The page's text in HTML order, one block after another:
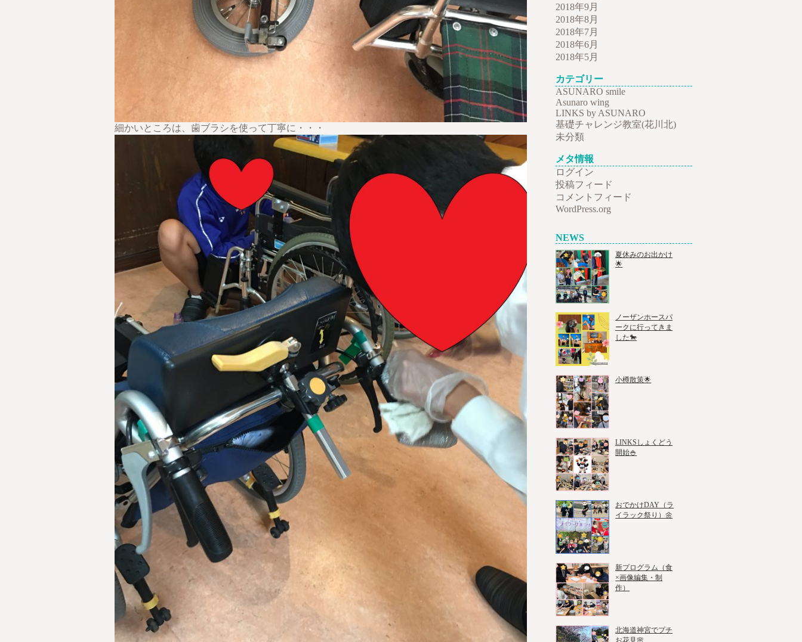
細かいところは、歯ブラシを使って丁寧に・・・
2018年9月
2018年8月
2018年7月
2018年6月
2018年5月
カテゴリー
ASUNARO smile
Asunaro wing
LINKS by ASUNARO
基礎チャレンジ教室(花川北)
未分類
メタ情報
ログイン
投稿フィード
コメントフィード
WordPress.org
NEWS
夏休みのお出かけ
🌟
ノーザンホースパ
ークに行ってきま
した🐎
小樽散策🌟
LINKSしょくどう
開始🍚
おでかけDAY（ラ
イラック祭り）🌼
新プログラム（食
×画像編集・制
作）
北海道神宮でプチ
お花見🌸